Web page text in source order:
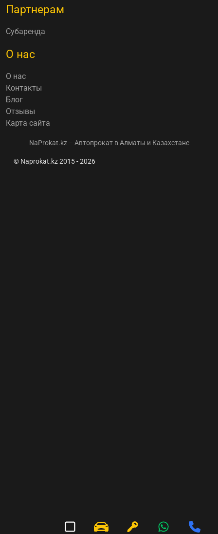
Партнерам
Субаренда
О нас
О нас
Контакты
Блог
Отзывы
Карта сайта
NaProkat.kz – Автопрокат в Алматы и Казахстане
© Naprokat.kz 2015 - 2026